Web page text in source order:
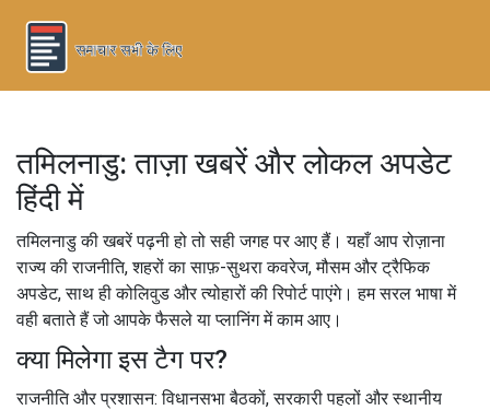
तमिलनाडु: ताज़ा खबरें और लोकल अपडेट
हिंदी में
तमिलनाडु की खबरें पढ़नी हो तो सही जगह पर आए हैं। यहाँ आप रोज़ाना
राज्य की राजनीति, शहरों का साफ़-सुथरा कवरेज, मौसम और ट्रैफिक
अपडेट, साथ ही कोलिवुड और त्योहारों की रिपोर्ट पाएंगे। हम सरल भाषा में
वही बताते हैं जो आपके फैसले या प्लानिंग में काम आए।
क्या मिलेगा इस टैग पर?
राजनीति और प्रशासन: विधानसभा बैठकों, सरकारी पहलों और स्थानीय